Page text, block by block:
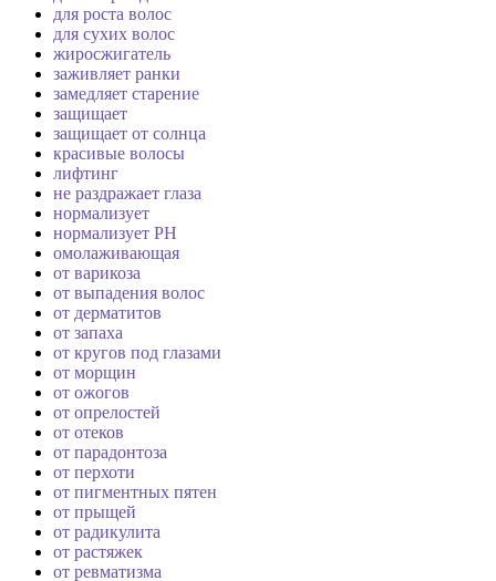
для роста волос
для сухих волос
жиросжигатель
заживляет ранки
замедляет старение
защищает
защищает от солнца
красивые волосы
лифтинг
не раздражает глаза
нормализует
нормализует PH
омолаживающая
от варикоза
от выпадения волос
от дерматитов
от запаха
от кругов под глазами
от морщин
от ожогов
от опрелостей
от отеков
от парадонтоза
от перхоти
от пигментных пятен
от прыщей
от радикулита
от растяжек
от ревматизма